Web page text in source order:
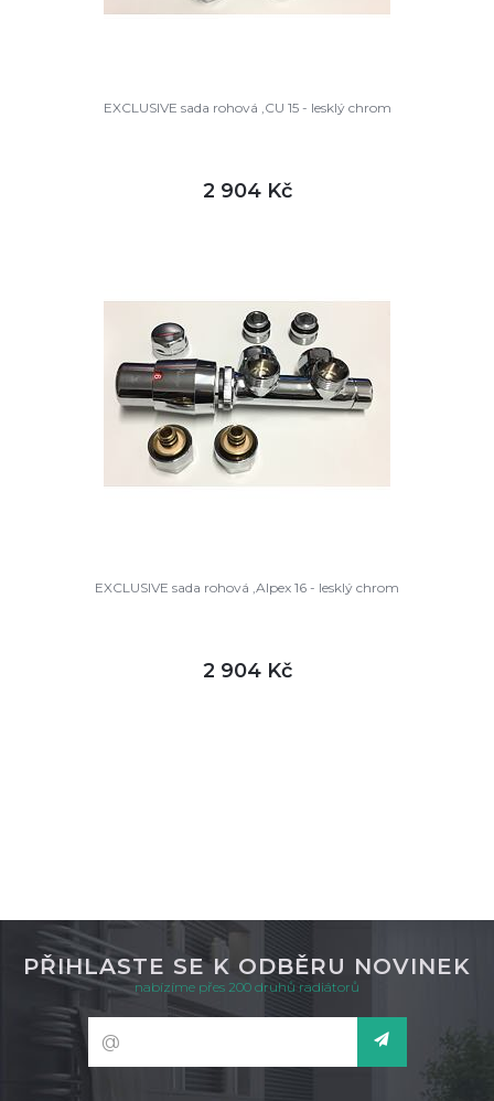
EXCLUSIVE sada rohová ,CU 15 - lesklý chrom
2 904 Kč
EXCLUSIVE sada rohová ,Alpex 16 - lesklý chrom
2 904 Kč
PŘIHLASTE SE K ODBĚRU NOVINEK
nabízíme přes 200 druhů radiátorů